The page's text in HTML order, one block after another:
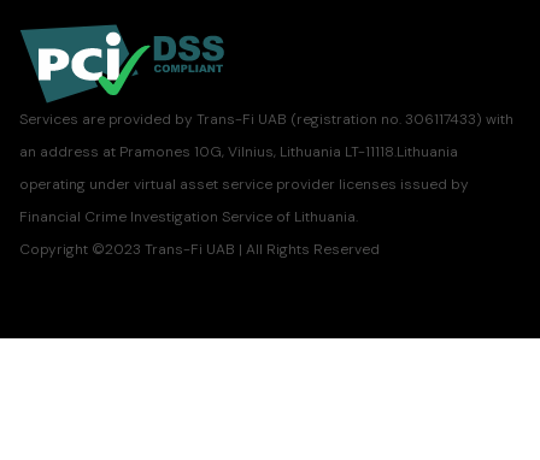
Services are provided by Trans-Fi UAB (registration no. 306117433) with
an address at Pramones 10G, Vilnius, Lithuania LT-11118.Lithuania
operating under virtual asset service provider licenses issued by
Financial Crime Investigation Service of Lithuania.
Copyright ©2023 Trans-Fi UAB | All Rights Reserved